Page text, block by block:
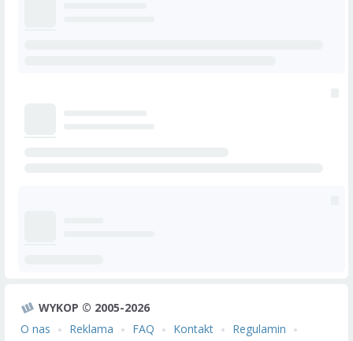
WYKOP © 2005-2026
O nas
Reklama FAQ Kontakt
Regulamin